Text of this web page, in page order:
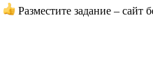
Разместите задание – сайт